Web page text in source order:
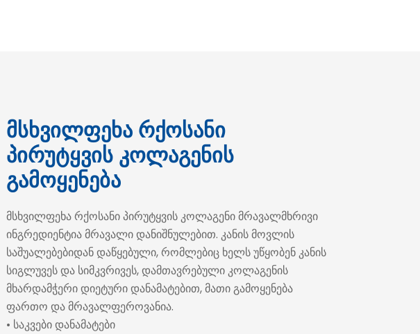
მსხვილფეხა რქოსანი
პირუტყვის კოლაგენის
გამოყენება
მსხვილფეხა რქოსანი პირუტყვის კოლაგენი მრავალმხრივი
ინგრედიენტია მრავალი დანიშნულებით. კანის მოვლის
საშუალებებიდან დაწყებული, რომლებიც ხელს უწყობენ კანის
სიგლუვეს და სიმკვრივეს, დამთავრებული კოლაგენის
მხარდამჭერი დიეტური დანამატებით, მათი გამოყენება
ფართო და მრავალფეროვანია.
• საკვები დანამატები